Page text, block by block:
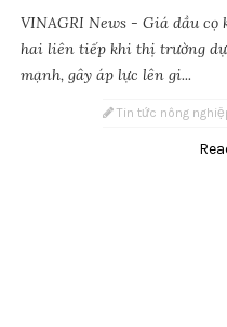
VINAGRI News - Giá dầu
hai liên tiếp khi thị trường
mạnh, gây áp lực lên gi...
Tin tức nông